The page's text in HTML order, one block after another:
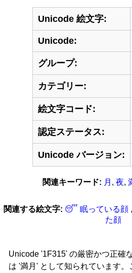
Unicode 絵文字:
Unicode:
グループ:
カテゴリー:
絵文字コード:
認定ステータス:
Unicode バージョン:
関連キーワード: 月 , 夜,
関連する絵文字: 😴 眠っている顔 ,
た顔
Unicode '1F315' の厳密かつ正確
は '満月' として知られています